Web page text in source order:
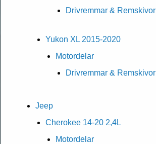
Drivremmar & Remskivor
Yukon XL 2015-2020
Motordelar
Drivremmar & Remskivor
Jeep
Cherokee 14-20 2,4L
Motordelar